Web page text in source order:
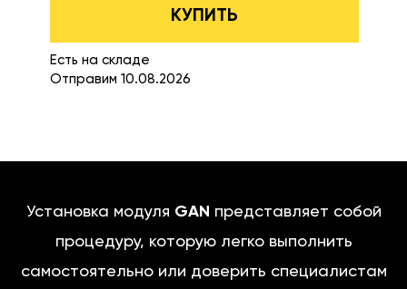
КУПИТЬ
Есть на складе
Отправим 10.08.2026
Установка модуля GAN представляет собой
процедуру, которую легко выполнить
самостоятельно или доверить специалистам